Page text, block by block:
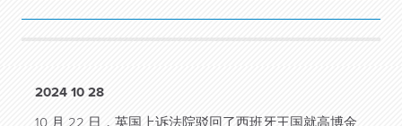
2024 10 28
10 月 22 日，英国上诉法院驳回了西班牙王国就高博金